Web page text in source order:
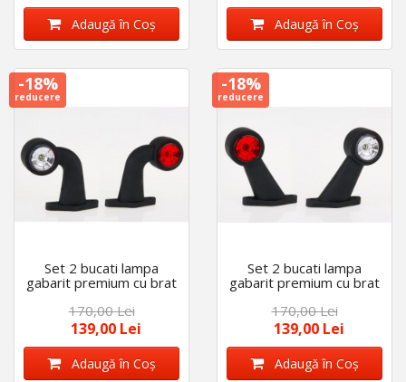
Adaugă în Coş Adaugă în Coş
-18%
reducere
Set 2 bucati lampa
gabarit premium cu brat
scurt curbat 12V-36V
Alb-Rosu
170,00 Lei
139,00 Lei
Adaugă în Coş
-18%
reducere
Set 2 bucati lampa
gabarit premium cu brat
scurt inclinat 12V-36V
Alb-Rosu
170,00 Lei
139,00 Lei
Adaugă în Coş